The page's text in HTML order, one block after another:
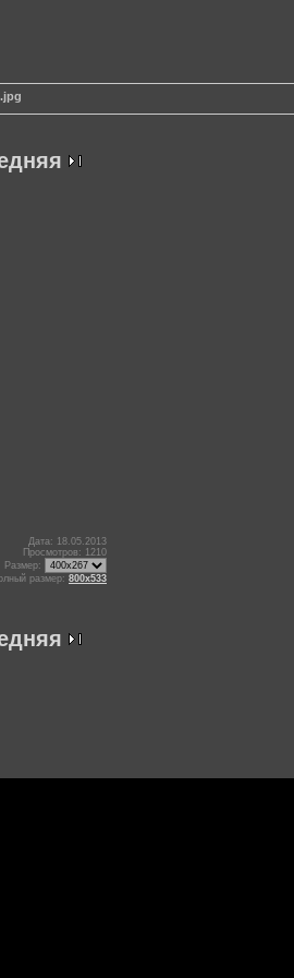
Дата: 18.05.2013
Просмотров: 1210
Размер:
размер: 800x533